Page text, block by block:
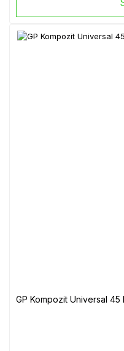
GP Kompozit Universal 45